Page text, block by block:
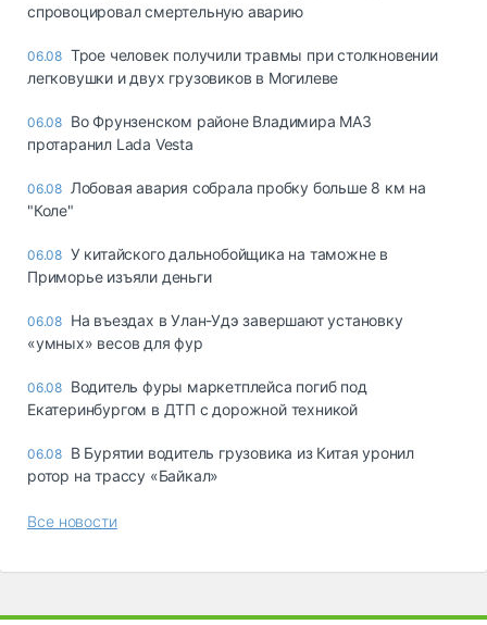
спровоцировал смертельную аварию
06.08 Трое человек получили травмы при столкновении
легковушки и двух грузовиков в Могилеве
06.08 Во Фрунзенском районе Владимира МАЗ
протаранил Lada Vesta
06.08 Лобовая авария собрала пробку больше 8 км на
"Коле"
06.08 У китайского дальнобойщика на таможне в
Приморье изъяли деньги
06.08 Ha въeздax в Улaн-Удэ зaвepшaют ycтaнoвкy
«yмныx» вecoв для фyp
06.08 Водитель фуры маркетплейса погиб под
Екатеринбургом в ДТП с дорожной техникой
06.08 В Бурятии водитель грузовика из Китая уронил
ротор на трассу «Байкал»
Все новости